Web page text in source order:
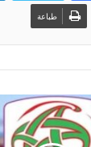
طباعة